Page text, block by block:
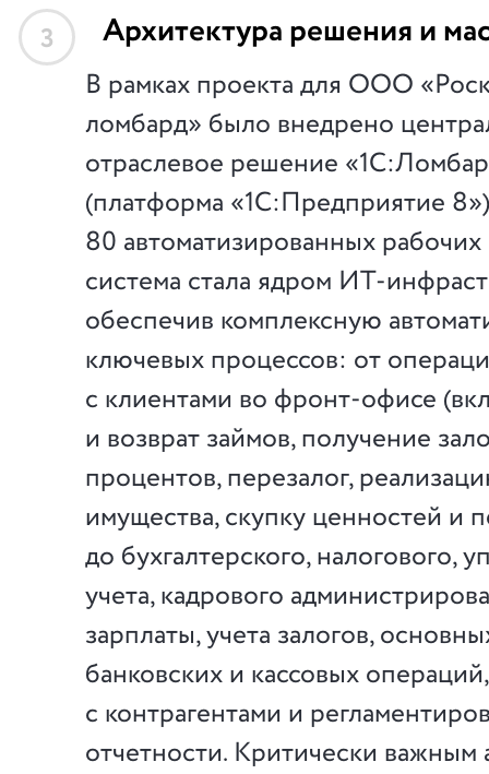
3 Архитектура решения и
В рамках проекта для ООО
ломбард» было внедрено
отраслевое решение
(платформа «1С:Предприятие
80 автоматизированных рабочих
система стала ядром ИТ-
обеспечив комплексную
ключевых процессов: от
с клиентами во фронт-офисе
и возврат займов, получение
процентов, перезалог,
имущества, скупку ценностей и
до бухгалтерского, налогового,
учета, кадрового
зарплаты, учета залогов,
банковских и кассовых
с контрагентами и
отчетности. Критически важным